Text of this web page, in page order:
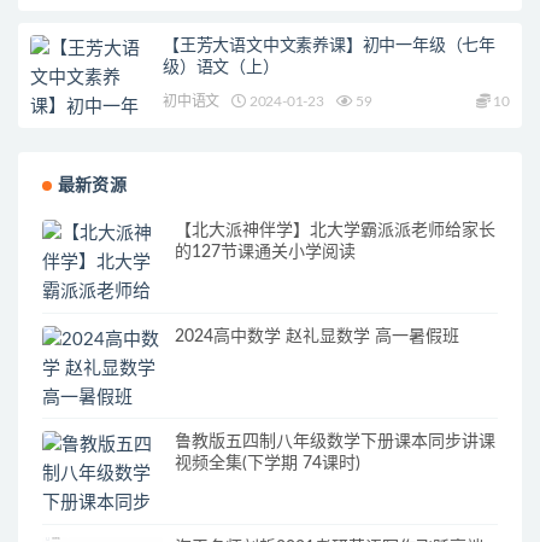
【王芳大语文中文素养课】初中一年级（七年
级）语文（上）
初中语文 2024-01-23 59 10
最新资源
【北大派神伴学】北大学霸派派老师给家长
的127节课通关小学阅读
2024高中数学 赵礼显数学 高一暑假班
鲁教版五四制八年级数学下册课本同步讲课
视频全集(下学期 74课时)